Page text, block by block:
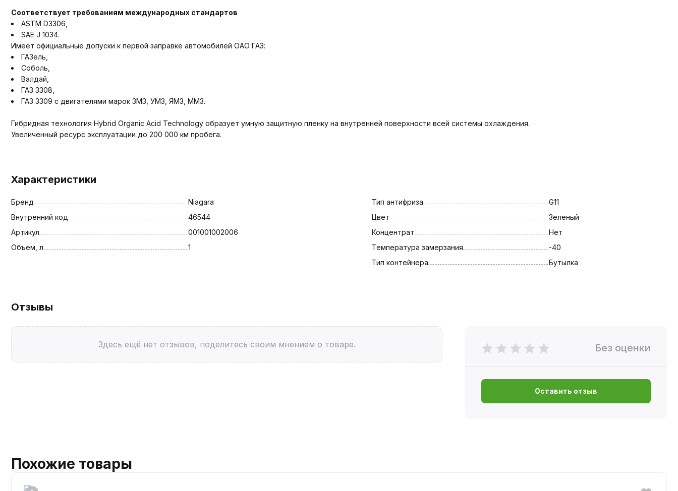
Соответствует требованиям международных стандартов
ASTM D3306,
SAE J 1034.
Имеет официальные допуски к первой заправке автомобилей ОАО ГАЗ:
ГАЗель,
Соболь,
Валдай,
ГАЗ 3308,
ГАЗ 3309 с двигателями марок ЗМЗ, УМЗ, ЯМЗ, ММЗ.
Гибридная технология Hybrid Organic Acid Technology образует умную защитную пленку на внутренней поверхности всей системы охлаждения.
Увеличенный ресурс эксплуатации до 200 000 км пробега.
Характеристики
Бренд
Niagara
Внутренний код
46544
Артикул
001001002006
Объем, л
1
Тип антифриза
G11
Цвет
Зеленый
Концентрат
Нет
Температура замерзания
-40
Тип контейнера
Бутылка
Отзывы
Здесь ещё нет отзывов, поделитесь своим мнением о товаре. Без оценки
Оставить отзыв
Похожие товары